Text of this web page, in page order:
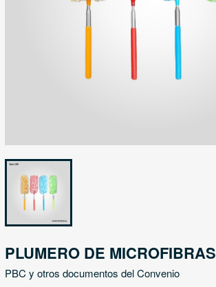
PLUMERO DE MICROFIBRAS
PBC y otros documentos del Convenio